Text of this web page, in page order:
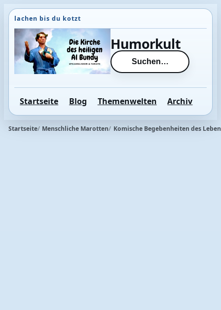
Direkt
zum
Inhalt
wechseln
Humorkult
Suchen…
Startseite Blog Themenwelten Archiv
Startseite Menschliche Marotten Komische Begebenheiten des